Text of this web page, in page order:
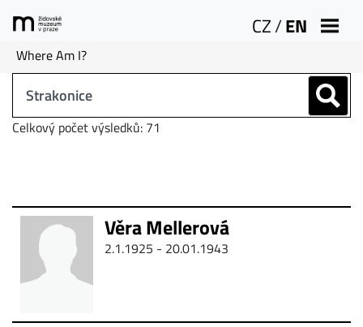
CZ/EN
Where Am I?
Celkový počet výsledků: 71
Věra Mellerová
2.1.1925 - 20.01.1943